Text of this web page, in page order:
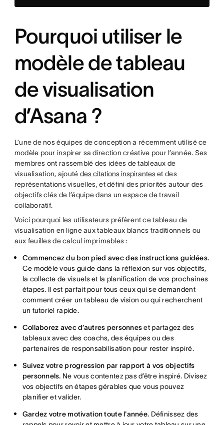
Pourquoi utiliser le
modèle de tableau
de visualisation
d’Asana ?
L’une de nos équipes de conception a récemment utilisé ce
modèle pour inspirer sa direction créative pour l’année. Ses
membres ont rassemblé des idées de tableaux de
visualisation, ajouté des citations inspiranteset des
représentations visuelles, et défini des priorités autour des
objectifs clés de l’équipe dans un espace de travail
collaboratif.
Voici pourquoi les utilisateurs préfèrent ce tableau de
visualisation en ligne aux tableaux blancs traditionnels ou
aux feuilles de calcul imprimables :
Commencez du bon pied avec des instructions guidées.
Ce modèle vous guide dans la réflexion sur vos objectifs,
la collecte de visuels et la planification de vos prochaines
étapes. Il est parfait pour tous ceux qui se demandent
comment créer un tableau de vision ou qui recherchent
un tutoriel rapide.
Collaborez avec d’autres personneset partagez des
tableaux avec des coachs, des équipes ou des
partenaires de responsabilisation pour rester inspiré.
Suivez votre progression par rapport à vos objectifs
personnels. Ne vous contentez pas d’être inspiré. Divisez
vos objectifs en étapes gérables que vous pouvez
planifier et valider.
Gardez votre motivation toute l'année. Définissez des